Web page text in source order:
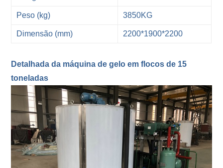
Peso (kg) 3850KG
Dimensão (mm) 2200*1900*2200
Detalhada da máquina de gelo em flocos de 15
toneladas